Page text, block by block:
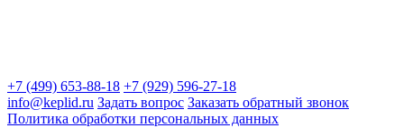
+7 (499) 653-88-18 +7 (929) 596-27-18
info@keplid.ru Задать вопрос Заказать обратный звонок
Политика обработки персональных данных